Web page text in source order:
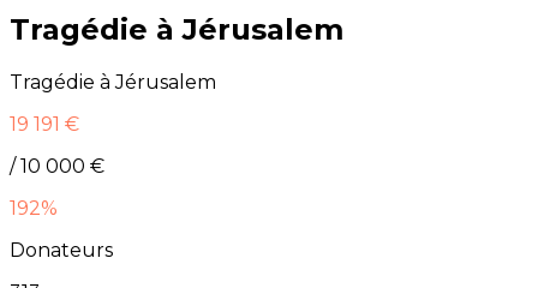
Tragédie à Jérusalem
Tragédie à Jérusalem
19 191 €
/ 10 000 €
192%
Donateurs